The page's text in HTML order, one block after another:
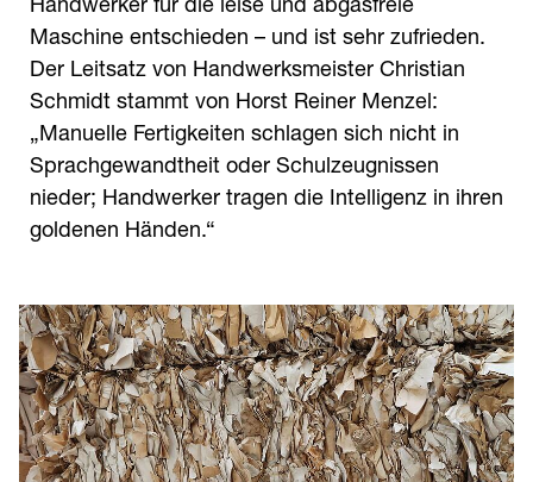
Maschine entschieden – und ist sehr zufrieden.
Der Leitsatz von Handwerksmeister Christian
Schmidt stammt von Horst Reiner Menzel:
„Manuelle Fertigkeiten schlagen sich nicht in
Sprachgewandtheit oder Schulzeugnissen
nieder; Handwerker tragen die Intelligenz in ihren
goldenen Händen.“